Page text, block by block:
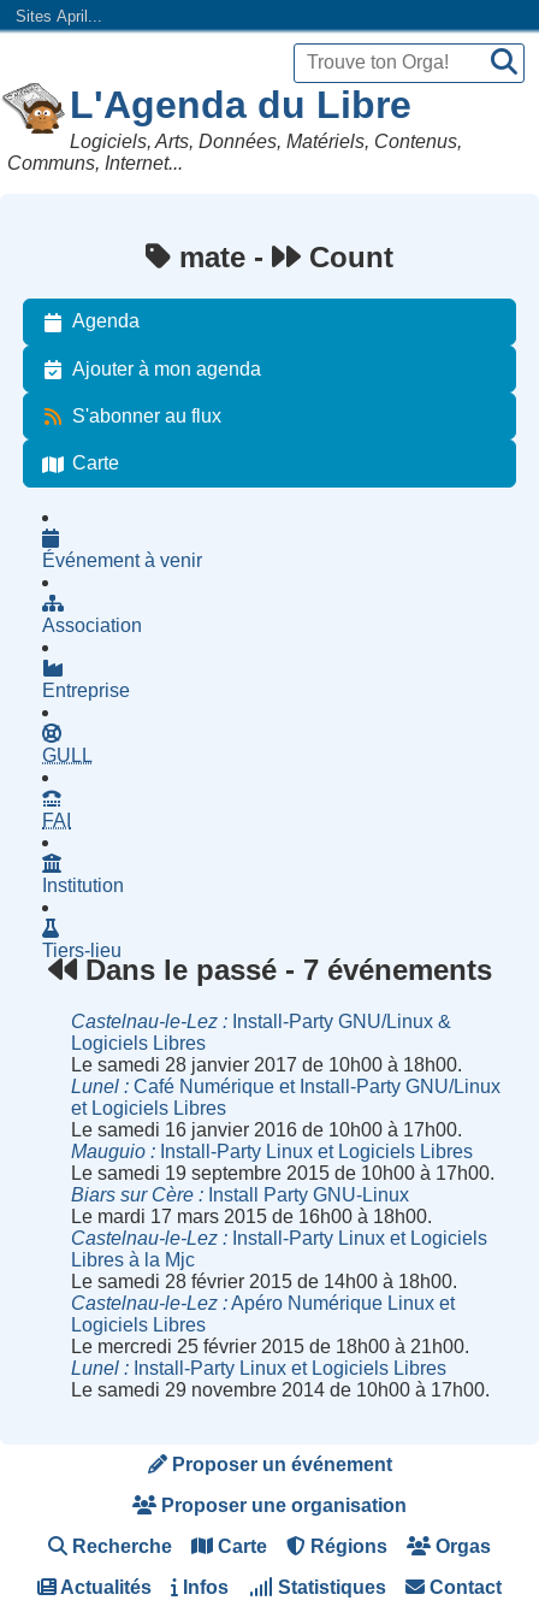
Sites April...
L'Agenda du Libre
Logiciels, Arts, Données, Matériels, Contenus,
Communs, Internet...
mate - Count
Agenda
Ajouter à mon agenda
S'abonner au flux
Carte
Événement à venir
Association
Entreprise
GULL
FAI
Institution
Tiers-lieu
Dans le passé - 7 événements
Castelnau-le-Lez
Install-Party GNU/Linux &
Logiciels Libres
Le samedi 28 janvier 2017 de 10h00 à 18h00.
Lunel
Café Numérique et Install-Party GNU/Linux
et Logiciels Libres
Le samedi 16 janvier 2016 de 10h00 à 17h00.
Mauguio
Install-Party Linux et Logiciels Libres
Le samedi 19 septembre 2015 de 10h00 à 17h00.
Biars sur Cère
Install Party GNU-Linux
Le mardi 17 mars 2015 de 16h00 à 18h00.
Castelnau-le-Lez
Install-Party Linux et Logiciels
Libres à la Mjc
Le samedi 28 février 2015 de 14h00 à 18h00.
Castelnau-le-Lez
Apéro Numérique Linux et
Logiciels Libres
Le mercredi 25 février 2015 de 18h00 à 21h00.
Lunel
Install-Party Linux et Logiciels Libres
Le samedi 29 novembre 2014 de 10h00 à 17h00.
Proposer un événement
Proposer une organisation
Recherche Carte Régions Orgas
Actualités Infos Statistiques Contact